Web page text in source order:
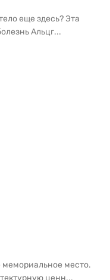
еще здесь? Эта
Альцг...
место.
ценн...